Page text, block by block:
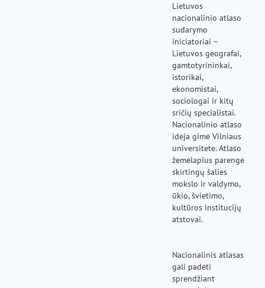
Lietuvos
nacionalinio atlaso
sudarymo
iniciatoriai –
Lietuvos geografai,
gamtotyrininkai,
istorikai,
ekonomistai,
sociologai ir kitų
sričių specialistai.
Nacionalinio atlaso
idėja gimė Vilniaus
universitete. Atlaso
žemėlapius parengė
skirtingų šalies
mokslo ir valdymo,
ūkio, švietimo,
kultūros institucijų
atstovai.
Nacionalinis atlasas
gali padėti
sprendžiant